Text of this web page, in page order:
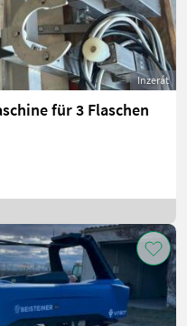
Inzerát
für 3 Flaschen